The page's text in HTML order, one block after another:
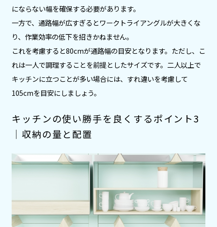
にならない幅を確保する必要があります。
一方で、通路幅が広すぎるとワークトライアングルが大きくな
り、作業効率の低下を招きかねません。
これを考慮すると80cmが通路幅の目安となります。ただし、こ
れは一人で調理することを前提としたサイズです。二人以上で
キッチンに立つことが多い場合には、すれ違いを考慮して
105cmを目安にしましょう。
キッチンの使い勝手を良くするポイント3
｜収納の量と配置